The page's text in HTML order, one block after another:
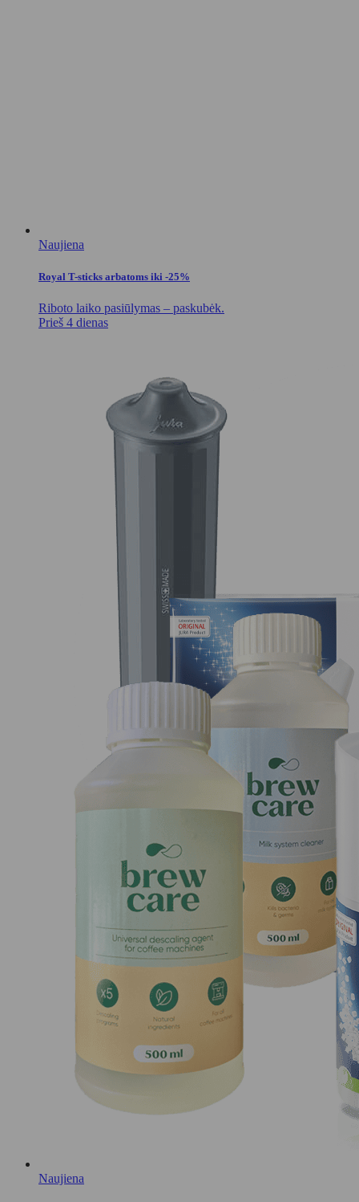
Naujiena
Royal T-sticks arbatoms iki -25%
Riboto laiko pasiūlymas – paskubėk.
Prieš 4 dienas
Naujiena